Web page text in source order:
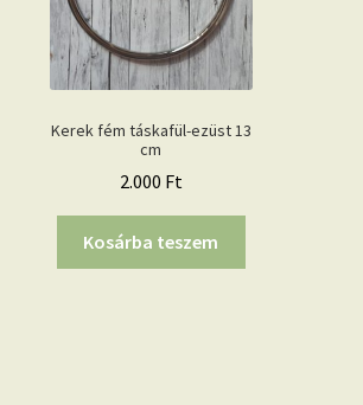
Kerek fém táskafül-ezüst 13
cm
2.000 Ft
Kosárba teszem